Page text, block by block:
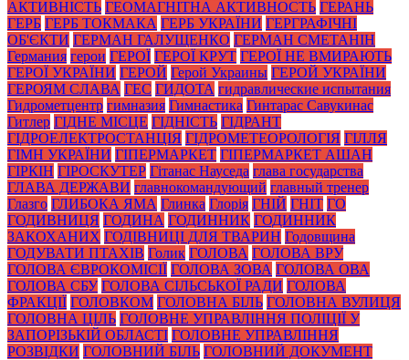
АКТИВНІСТЬ ГЕОМАГНІТНА АКТИВНОСТЬ ГЕРАНЬ
ГЕРБ ГЕРБ ТОКМАКА ГЕРБ УКРАЇНИ ГЕРГРАФІЧНІ
ОБ'ЄКТИ ГЕРМАН ГАЛУЩЕНКО ГЕРМАН СМЕТАНІН
Германия герои ГЕРОЇ ГЕРОЇ КРУТ ГЕРОЇ НЕ ВМИРАЮТЬ
ГЕРОЇ УКРАЇНИ ГЕРОЙ Герой Украины ГЕРОЙ УКРАЇНИ
ГЕРОЯМ СЛАВА ГЕС ГИДОТА гидравлические испытания
Гидрометцентр гимназия Гимнастика Гинтарас Савукинас
Гитлер ГІДНЕ МІСЦЕ ГІДНІСТЬ ГІДРАНТ
ГІДРОЕЛЕКТРОСТАНЦІЯ ГІДРОМЕТЕОРОЛОГІЯ ГІЛЛЯ
ГІМН УКРАЇНИ ГІПЕРМАРКЕТ ГІПЕРМАРКЕТ АШАН
ГІРКІН ГІРОСКУТЕР Гітанас Науседа глава государства
ГЛАВА ДЕРЖАВИ главнокомандующий главный тренер
Глазго ГЛИБОКА ЯМА Глинка Глорія ГНІЙ ГНІТ ГО
ГОДИВНИЦЯ ГОДИНА ГОДИННИК ГОДИННИК
ЗАКОХАНИХ ГОДІВНИЦІ ДЛЯ ТВАРИН Годовщина
ГОДУВАТИ ПТАХІВ Голик ГОЛОВА ГОЛОВА ВРУ
ГОЛОВА ЄВРОКОМІСІЇ ГОЛОВА ЗОВА ГОЛОВА ОВА
ГОЛОВА СБУ ГОЛОВА СІЛЬСЬКОЇ РАДИ ГОЛОВА
ФРАКЦІЇ ГОЛОВКОМ ГОЛОВНА БІЛЬ ГОЛОВНА ВУЛИЦЯ
ГОЛОВНА ЦІЛЬ ГОЛОВНЕ УПРАВЛІННЯ ПОЛІЦІЇ У
ЗАПОРІЗЬКІЙ ОБЛАСТІ ГОЛОВНЕ УПРАВЛІННЯ
РОЗВІДКИ ГОЛОВНИЙ БІЛЬ ГОЛОВНИЙ ДОКУМЕНТ